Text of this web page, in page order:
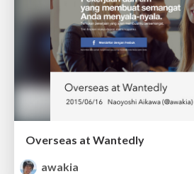
Overseas at Wantedly
awakia